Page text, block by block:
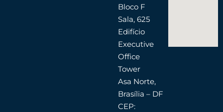
Bloco F
Sala, 625
Edifício
Executive
Office
Tower
Asa Norte,
Brasília – DF
CEP: